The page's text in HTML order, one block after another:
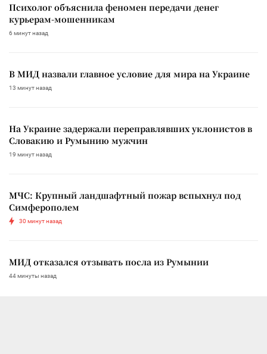
Психолог объяснила феномен передачи денег
курьерам-мошенникам
6 минут назад
В МИД назвали главное условие для мира на Украине
13 минут назад
На Украине задержали переправлявших уклонистов в
Словакию и Румынию мужчин
19 минут назад
МЧС: Крупный ландшафтный пожар вспыхнул под
Симферополем
30 минут назад
МИД отказался отзывать посла из Румынии
44 минуты назад